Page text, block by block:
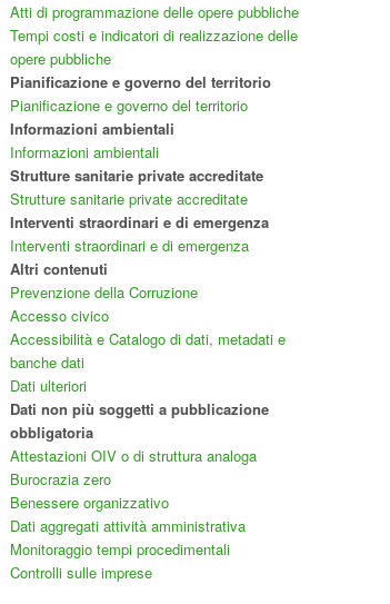
Atti di programmazione delle opere pubbliche
Tempi costi e indicatori di realizzazione delle
opere pubbliche
Pianificazione e governo del territorio
Pianificazione e governo del territorio
Informazioni ambientali
Informazioni ambientali
Strutture sanitarie private accreditate
Strutture sanitarie private accreditate
Interventi straordinari e di emergenza
Interventi straordinari e di emergenza
Altri contenuti
Prevenzione della Corruzione
Accesso civico
Accessibilità e Catalogo di dati, metadati e
banche dati
Dati ulteriori
Dati non più soggetti a pubblicazione
obbligatoria
Attestazioni OIV o di struttura analoga
Burocrazia zero
Benessere organizzativo
Dati aggregati attività amministrativa
Monitoraggio tempi procedimentali
Controlli sulle imprese